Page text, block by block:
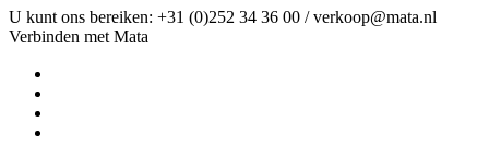
U kunt ons bereiken: +31 (0)252 34 36 00 / verkoop@mata.nl
Verbinden met Mata